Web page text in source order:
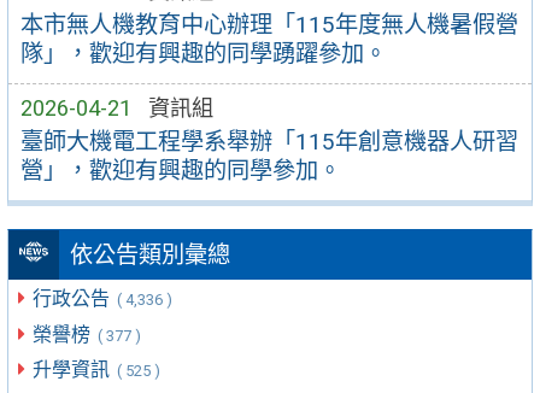
本市無人機教育中心辦理「115年度無人機暑假營
隊」，歡迎有興趣的同學踴躍參加。
2026-04-21 資訊組
臺師大機電工程學系舉辦「115年創意機器人研習
營」，歡迎有興趣的同學參加。
依公告類別彙總
行政公告 ( 4,336 )
榮譽榜 ( 377 )
升學資訊 ( 525 )